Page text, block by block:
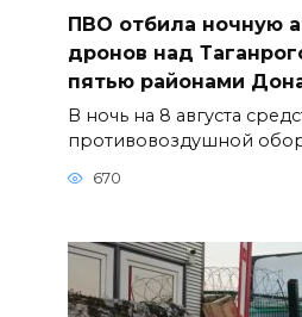
ПВО отбила ночную
дронов над
пятью районами
В ночь на 8 августа
противовоздушной
670